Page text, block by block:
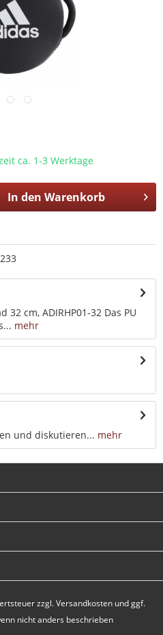
ca. 1-3 Werktage
In den Warenkorb
32 cm, ADIRHP01-32 Das PU
mehr
und diskutieren... mehr
zzgl.Versandkosten und ggf.
nicht anders beschrieben